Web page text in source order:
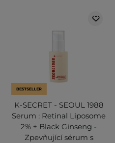
BESTSELLER
K-SECRET - SEOUL 1988
Serum : Retinal Liposome
2% + Black Ginseng -
Zpevňující sérum s